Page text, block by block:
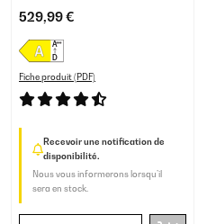
Anthracite
529,99 €
Fiche produit (PDF)
Recevoir une notification de
disponibilité.
Nous vous informerons lorsqu’il
sera en stock.